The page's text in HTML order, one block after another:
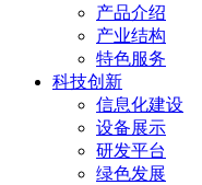
产品介绍
产业结构
特色服务
科技创新
信息化建设
设备展示
研发平台
绿色发展